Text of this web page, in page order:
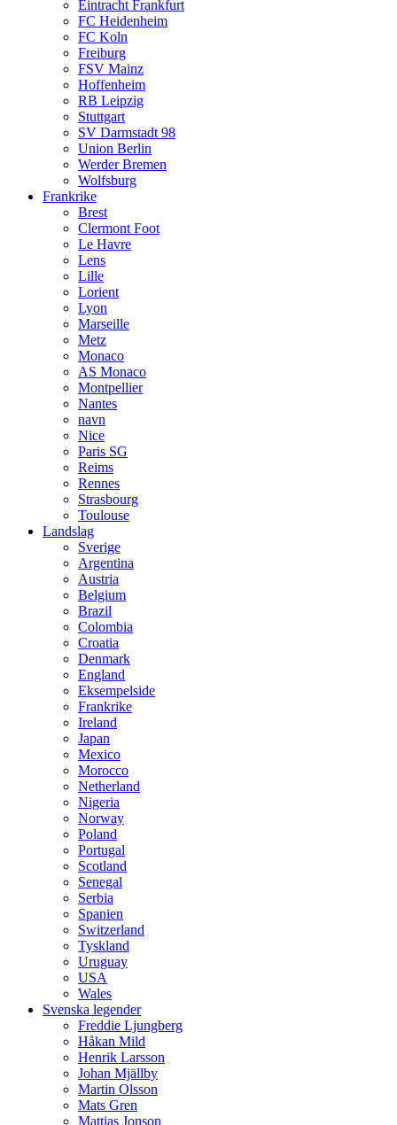
Eintracht Frankfurt
FC Heidenheim
FC Koln
Freiburg
FSV Mainz
Hoffenheim
RB Leipzig
Stuttgart
SV Darmstadt 98
Union Berlin
Werder Bremen
Wolfsburg
Frankrike
Brest
Clermont Foot
Le Havre
Lens
Lille
Lorient
Lyon
Marseille
Metz
Monaco
AS Monaco
Montpellier
Nantes
navn
Nice
Paris SG
Reims
Rennes
Strasbourg
Toulouse
Landslag
Sverige
Argentina
Austria
Belgium
Brazil
Colombia
Croatia
Denmark
England
Eksempelside
Frankrike
Ireland
Japan
Mexico
Morocco
Netherland
Nigeria
Norway
Poland
Portugal
Scotland
Senegal
Serbia
Spanien
Switzerland
Tyskland
Uruguay
USA
Wales
Svenska legender
Freddie Ljungberg
Håkan Mild
Henrik Larsson
Johan Mjällby
Martin Olsson
Mats Gren
Mattias Jonson